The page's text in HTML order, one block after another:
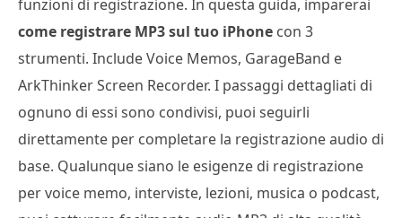
funzioni di registrazione. In questa guida, imparerai
come registrare MP3 sul tuo iPhone con 3
strumenti. Include Voice Memos, GarageBand e
ArkThinker Screen Recorder. I passaggi dettagliati di
ognuno di essi sono condivisi, puoi seguirli
direttamente per completare la registrazione audio di
base. Qualunque siano le esigenze di registrazione
per voice memo, interviste, lezioni, musica o podcast,